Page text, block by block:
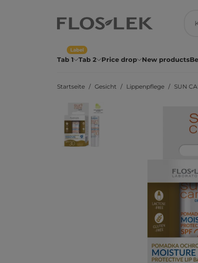
Tab 1 Tab 2
Label
Price drop New products
Startseite Gesicht Lippenpflege SUN